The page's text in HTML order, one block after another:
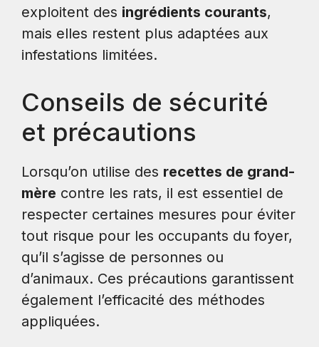
exploitent des ingrédients courants,
mais elles restent plus adaptées aux
infestations limitées.
Conseils de sécurité
et précautions
Lorsqu’on utilise des recettes de grand-
mère contre les rats, il est essentiel de
respecter certaines mesures pour éviter
tout risque pour les occupants du foyer,
qu’il s’agisse de personnes ou
d’animaux. Ces précautions garantissent
également l’efficacité des méthodes
appliquées.